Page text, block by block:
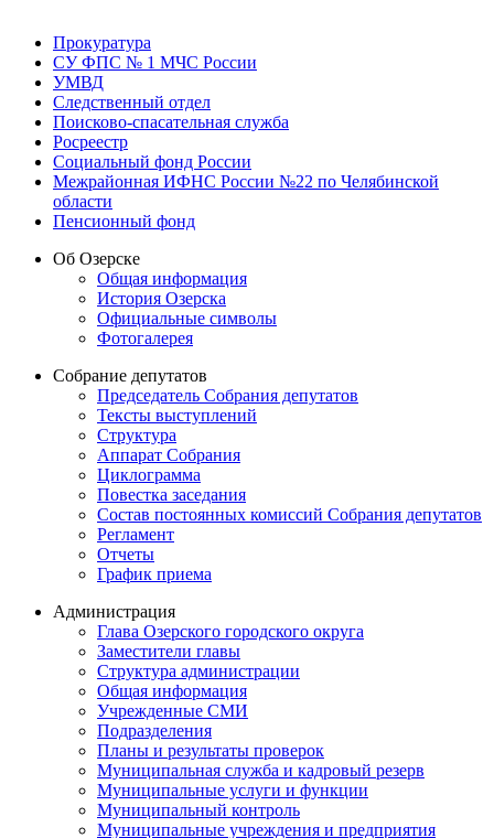
Прокуратура
СУ ФПС № 1 МЧС России
УМВД
Следственный отдел
Поисково-спасательная служба
Росреестр
Социальный фонд России
Межрайонная ИФНС России №22 по Челябинской
области
Пенсионный фонд
Об Озерске
Общая информация
История Озерска
Официальные символы
Фотогалерея
Собрание депутатов
Председатель Собрания депутатов
Тексты выступлений
Структура
Аппарат Собрания
Циклограмма
Повестка заседания
Состав постоянных комиссий Собрания депутатов
Регламент
Отчеты
График приема
Администрация
Глава Озерского городского округа
Заместители главы
Структура администрации
Общая информация
Учрежденные СМИ
Подразделения
Планы и результаты проверок
Муниципальная служба и кадровый резерв
Муниципальные услуги и функции
Муниципальный контроль
Муниципальные учреждения и предприятия